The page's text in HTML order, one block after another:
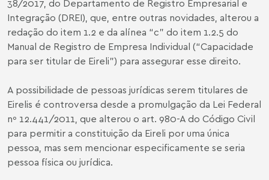
38/2017, do Departamento de Registro Empresarial e
Integração (DREI), que, entre outras novidades, alterou a
redação do item 1.2 e da alínea “c” do item 1.2.5 do
Manual de Registro de Empresa Individual (“Capacidade
para ser titular de Eireli”) para assegurar esse direito.
A possibilidade de pessoas jurídicas serem titulares de
Eirelis é controversa desde a promulgação da Lei Federal
nº 12.441/2011, que alterou o art. 980-A do Código Civil
para permitir a constituição da Eireli por uma única
pessoa, mas sem mencionar especificamente se seria
pessoa física ou jurídica.